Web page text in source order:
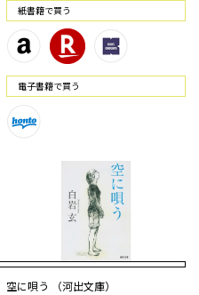
紙書籍で買う
電⼦書籍で買う
空に唄う （河出文庫）